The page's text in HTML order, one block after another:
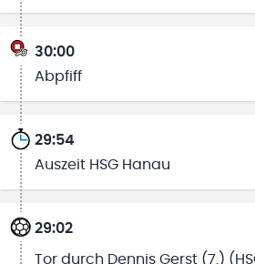
30:00
Abpfiff
29:54
Auszeit HSG Hanau
29:02
Tor durch Dennis Gerst (7.)